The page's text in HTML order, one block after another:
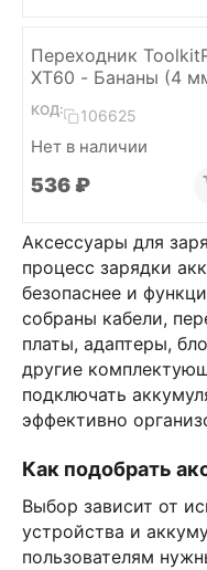
Аксессуары для
процесс зарядки
безопаснее и
собраны кабели,
платы, адаптеры,
другие
подключать
эффективно
Как подобрать
Выбор зависит от
устройства и
пользователям
Переходник
XT60 - Бананы (4
КОД: 106625
Нет в наличии
‍536‍ ₽